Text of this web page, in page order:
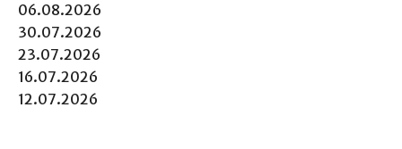
06.08.2026
30.07.2026
23.07.2026
16.07.2026
12.07.2026